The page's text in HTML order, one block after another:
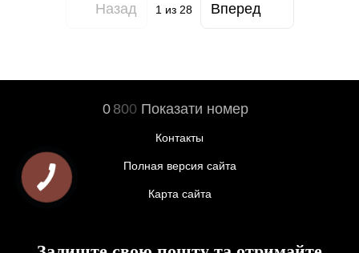
Назад 1 из 28 Вперед
0 800 Показати номер
Контакты
Полная версия сайта
Карта сайта